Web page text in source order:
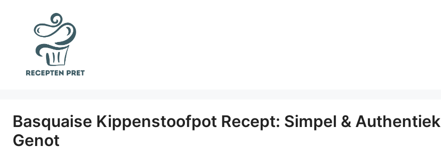
Basquaise Kippenstoofpot Recept: Simpel & Authentiek
Genot